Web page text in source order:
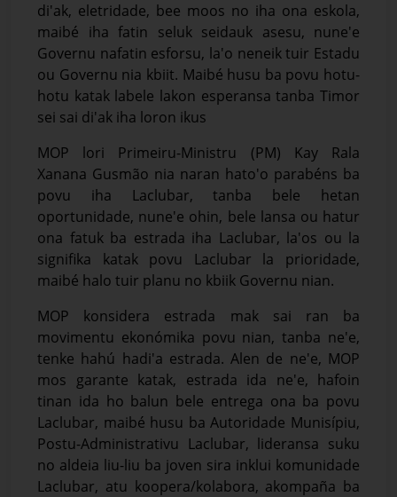
di'ak, eletridade, bee moos no iha ona eskola,
maibé iha fatin seluk seidauk asesu, nune'e
Governu nafatin esforsu, la'o neneik tuir Estadu
ou Governu nia kbiit. Maibé husu ba povu hotu-
hotu katak labele lakon esperansa tanba Timor
sei sai di'ak iha loron ikus
MOP lori Primeiru-Ministru (PM) Kay Rala
Xanana Gusmão nia naran hato'o parabéns ba
povu iha Laclubar, tanba bele hetan
oportunidade, nune'e ohin, bele lansa ou hatur
ona fatuk ba estrada iha Laclubar, la'os ou la
signifika katak povu Laclubar la prioridade,
maibé halo tuir planu no kbiik Governu nian.
MOP konsidera estrada mak sai ran ba
movimentu ekonómika povu nian, tanba ne'e,
tenke hahú hadi'a estrada. Alen de ne'e, MOP
mos garante katak, estrada ida ne'e, hafoin
tinan ida ho balun bele entrega ona ba povu
Laclubar, maibé husu ba Autoridade Munisípiu,
Postu-Administrativu Laclubar, lideransa suku
no aldeia liu-liu ba joven sira inklui komunidade
Laclubar, atu koopera/kolabora, akompaña ba